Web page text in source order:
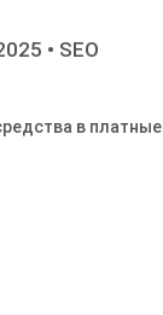
• SEO
в платные